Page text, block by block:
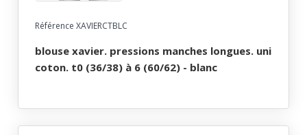
Référence XAVIERCTBLC
blouse xavier. pressions manches longues. uni
coton. t0 (36/38) à 6 (60/62) - blanc